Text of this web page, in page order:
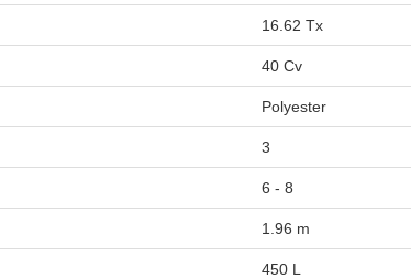
16.62 Tx
40 Cv
Polyester
3
6 - 8
1.96 m
450 L